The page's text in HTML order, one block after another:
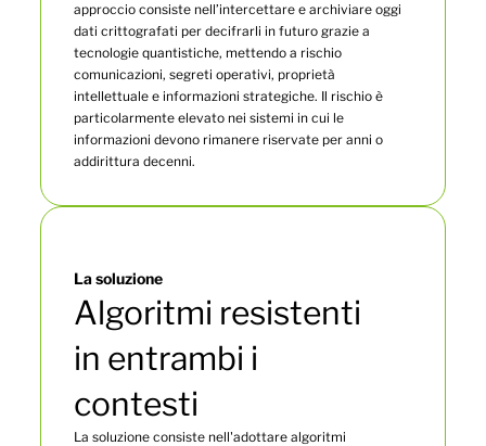
approccio consiste nell’intercettare e archiviare oggi
dati crittografati per decifrarli in futuro grazie a
tecnologie quantistiche, mettendo a rischio
comunicazioni, segreti operativi, proprietà
intellettuale e informazioni strategiche. Il rischio è
particolarmente elevato nei sistemi in cui le
informazioni devono rimanere riservate per anni o
addirittura decenni.
La soluzione
Algoritmi resistenti
in entrambi i
contesti
La soluzione consiste nell'adottare algoritmi